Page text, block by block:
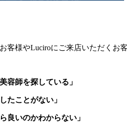
客様やLuciroにご来店いただくお
容師を探している」
たことがない」
良いのかわからない」